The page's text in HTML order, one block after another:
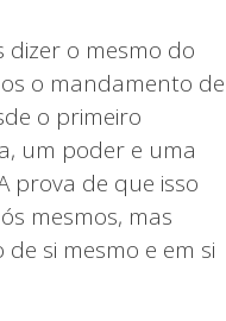
dizer o mesmo do
o mandamento de
o primeiro
um poder e uma
prova de que isso
mesmos, mas
si mesmo e em si